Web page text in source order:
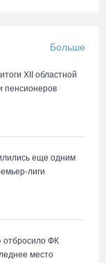
Больше
XII областной
пенсионеров
еще одним
лиги
отбросило ФК
место